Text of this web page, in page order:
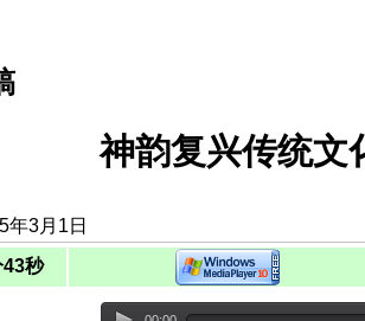
神韵复兴传统
年3月1日
43秒